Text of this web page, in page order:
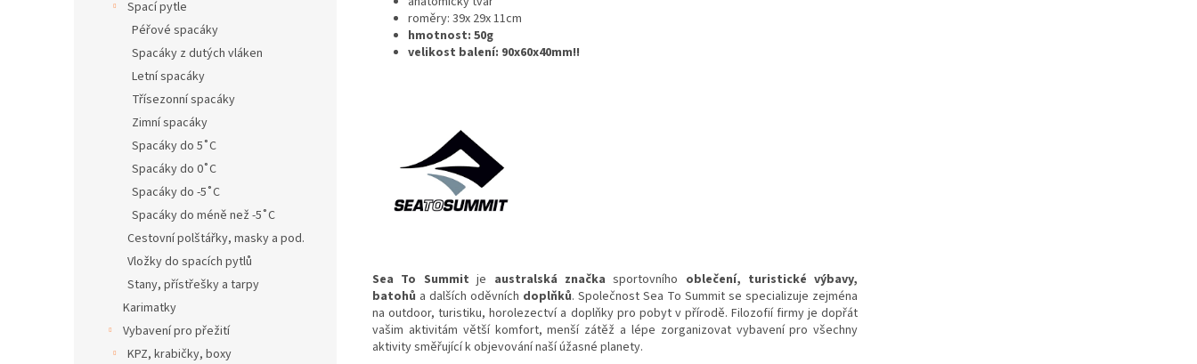
Spací pytle
Péřové spacáky
Spacáky z dutých vláken
Letní spacáky
Třísezonní spacáky
Zimní spacáky
Spacáky do 5˚C
Spacáky do 0˚C
Spacáky do -5˚C
Spacáky do méně než -5˚C
Cestovní polštářky, masky a pod.
Vložky do spacích pytlů
Stany, přístřešky a tarpy
Karimatky
Vybavení pro přežití
KPZ, krabičky, boxy
roměry: 39x 29x 11cm
hmotnost: 50g
velikost balení: 90x60x40mm!!
Sea To Summit je australská značka sportovního oblečení, turistické výbavy,
batohů a dalších oděvních doplňků. Společnost Sea To Summit se specializuje zejména
na outdoor, turistiku, horolezectví a doplňky pro pobyt v přírodě. Filozofií firmy je dopřát
vašim aktivitám větší komfort, menší zátěž a lépe zorganizovat vybavení pro všechny
aktivity směřující k objevování naší úžasné planety.